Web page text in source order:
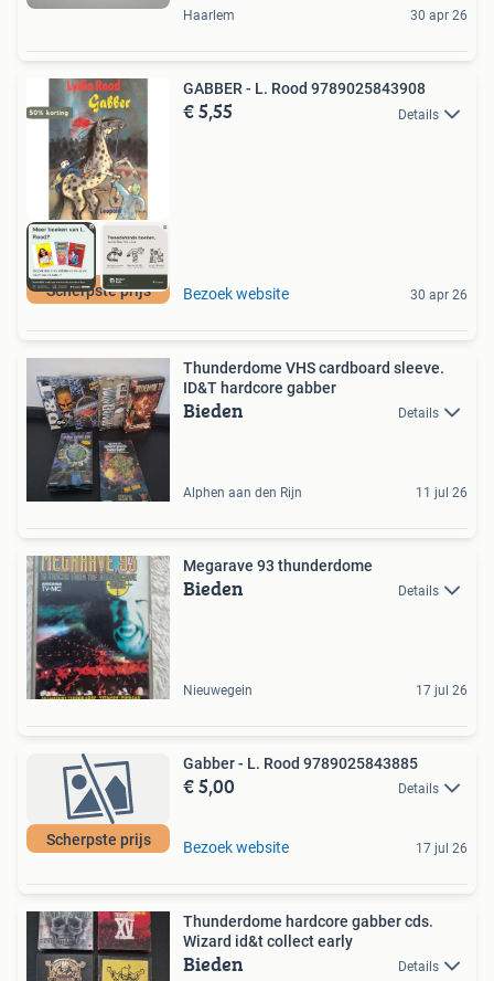
Haarlem 30 apr 26
Scherpste prijs
GABBER - L. Rood 9789025843908
€ 5,55 Details
Bezoek website 30 apr 26
Thunderdome VHS cardboard sleeve.
ID&T hardcore gabber
Bieden Details
Alphen aan den Rijn 11 jul 26
Megarave 93 thunderdome
Bieden Details
Nieuwegein 17 jul 26
Scherpste prijs
Gabber - L. Rood 9789025843885
€ 5,00 Details
Bezoek website 17 jul 26
Thunderdome hardcore gabber cds.
Wizard id&t collect early
Bieden Details